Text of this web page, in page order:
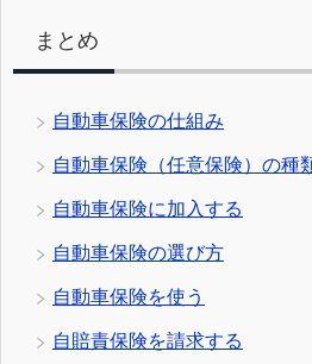
まとめ
自動車保険の仕組み
自動車保険（任意保険）の種
自動車保険に加入する
自動車保険の選び方
自動車保険を使う
自賠責保険を請求する